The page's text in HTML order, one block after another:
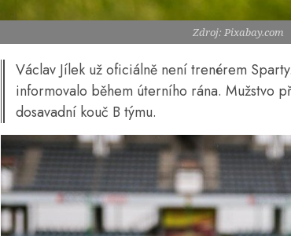
Zdroj: Pixabay.com
Václav Jílek už oficiálně není trenérem
informovalo během úterního rána. Mužstvo
dosavadní kouč B týmu.